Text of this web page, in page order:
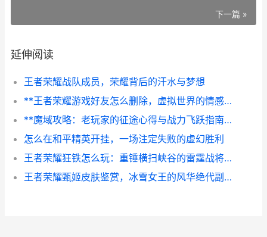
下一篇 »
延伸阅读
王者荣耀战队成员，荣耀背后的汗水与梦想
**王者荣耀游戏好友怎么删除，虚拟世界的情感断舍离**
**魔域攻略：老玩家的征途心得与战力飞跃指南**
怎么在和平精英开挂，一场注定失败的虚幻胜利
王者荣耀狂铁怎么玩：重锤横扫峡谷的雷霆战将副标题：掌握充能节奏与进场时机
王者荣耀甄姬皮肤鉴赏，冰雪女王的风华绝代副标题